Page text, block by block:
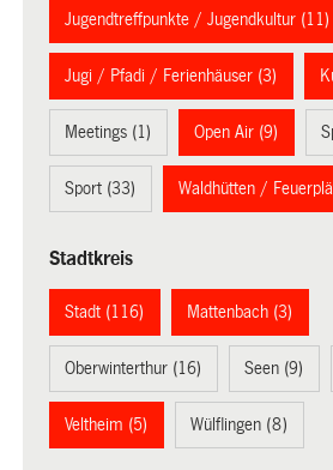
Jugendtreffpunkte / Jugendkultur (11)
Jugi / Pfadi / Ferienhäuser (3)
Meetings (1) Open Air (9)
Sport (33) Waldhütten /
Stadtkreis
Stadt (116) Mattenbach (3)
Oberwinterthur (16) Seen (9)
Veltheim (5) Wülflingen (8)